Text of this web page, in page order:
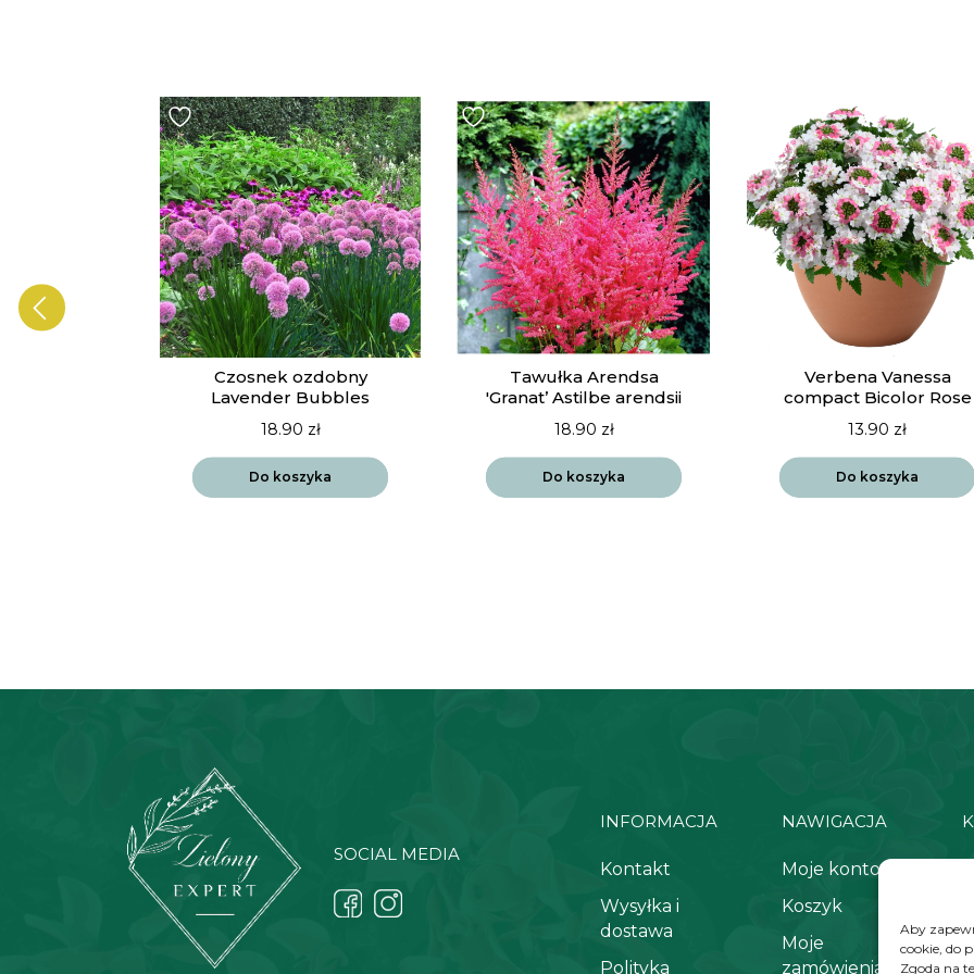
Aby
cookie, do
Zgoda na
Czosnek ozdobny
Lavender Bubbles
18.90 zł
Do koszyka
Tawułka Arendsa
'Granat’ Astilbe arendsii
18.90 zł
Do koszyka
Verbena Vanessa
compact Bicolor Rose
13.90 zł
Do koszyka
SOCIAL MEDIA
INFORMACJA
Kontakt
Wysyłka i
dostawa
Polityka
NAWIGACJA
Moje konto
Koszyk
Moje
zamówienia